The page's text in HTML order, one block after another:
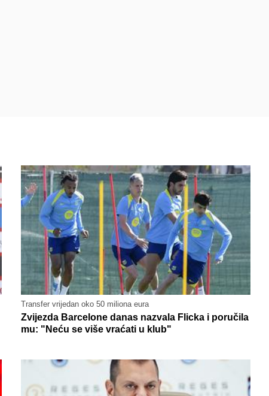
Transfer vrijedan oko 50 miliona eura
Zvijezda Barcelone danas nazvala Flicka i poručila
mu: "Neću se više vraćati u klub"